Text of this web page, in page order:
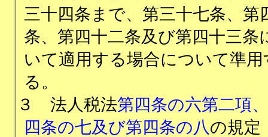
三十四条まで、第三十七条、第
条、第四十二条及び第四十三条
いて適用する場合について準用
る。
３
法人税法第四条の六第二項
四条の七及び第四条の八の規定